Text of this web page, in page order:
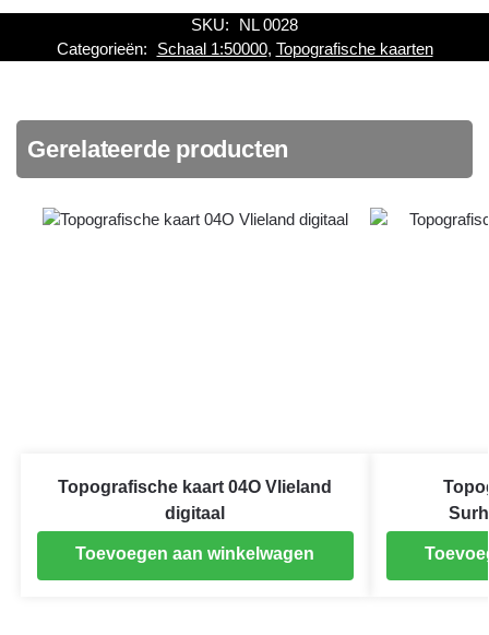
SKU:
NL 0028
Categorieën:
Schaal 1:50000, Topografische kaarten
Gerelateerde producten
Topografische kaart 04O Vlieland
digitaal
Toevoegen aan winkelwagen